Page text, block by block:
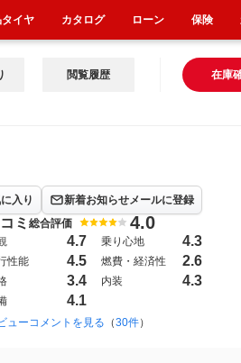
在庫
閲覧履歴
入り 新着お知らせメールに登録
月~2007年6月（2）
ミ 総合評価 4.0
4.7 乗り心地 4.3
性能 4.5 燃費・経済性 2.6
3.4 内装 4.3
4.1
ューコメントを見る （30件）
イヤ カタログ ローン 保険